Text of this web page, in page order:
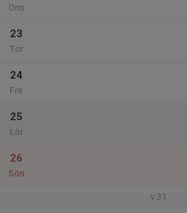
Ons
23
Tor
24
Fre
25
Lör
26
Sön
v.31